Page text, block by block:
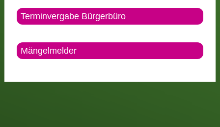
Terminvergabe Bürgerbüro
Mängelmelder